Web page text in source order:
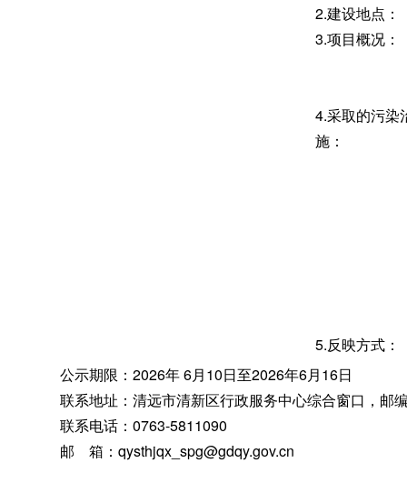
2.建设地点：
3.项目概况：
4.采取的污染
施：
5.反映方式：
公示期限：2026年 6月10日至2026年6月16日
联系地址：清远市清新区行政服务中心综合窗口 ， 邮
联系电话：0763-5811090
邮 箱：qysthjqx_spg@gdqy.gov.cn